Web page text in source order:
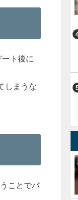
ト後に
しまうな
ことでバ